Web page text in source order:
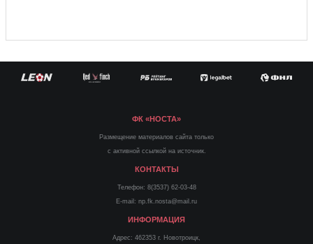
ФК «НОСТА»
Размещение материалов сайта только
с активной ссылкой на источник.
КОНТАКТЫ
Телефон: 8(3537) 62-03-48
E-mail: np.fk.nosta@mail.ru
ИНФОРМАЦИЯ
Адрес: 462353 г. Новотроицк,